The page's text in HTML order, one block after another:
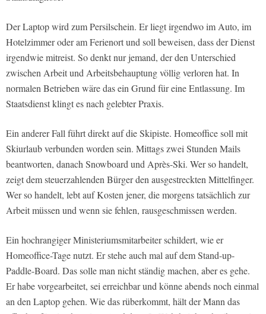
Der Laptop wird zum Persilschein. Er liegt irgendwo im Auto, im
Hotelzimmer oder am Ferienort und soll beweisen, dass der Dienst
irgendwie mitreist. So denkt nur jemand, der den Unterschied
zwischen Arbeit und Arbeitsbehauptung völlig verloren hat. In
normalen Betrieben wäre das ein Grund für eine Entlassung. Im
Staatsdienst klingt es nach gelebter Praxis.
Ein anderer Fall führt direkt auf die Skipiste. Homeoffice soll mit
Skiurlaub verbunden worden sein. Mittags zwei Stunden Mails
beantworten, danach Snowboard und Après-Ski. Wer so handelt,
zeigt dem steuerzahlenden Bürger den ausgestreckten Mittelfinger.
Wer so handelt, lebt auf Kosten jener, die morgens tatsächlich zur
Arbeit müssen und wenn sie fehlen, rausgeschmissen werden.
Ein hochrangiger Ministeriumsmitarbeiter schildert, wie er
Homeoffice-Tage nutzt. Er stehe auch mal auf dem Stand-up-
Paddle-Board. Das solle man nicht ständig machen, aber es gehe.
Er habe vorgearbeitet, sei erreichbar und könne abends noch einmal
an den Laptop gehen. Wie das rüberkommt, hält der Mann das